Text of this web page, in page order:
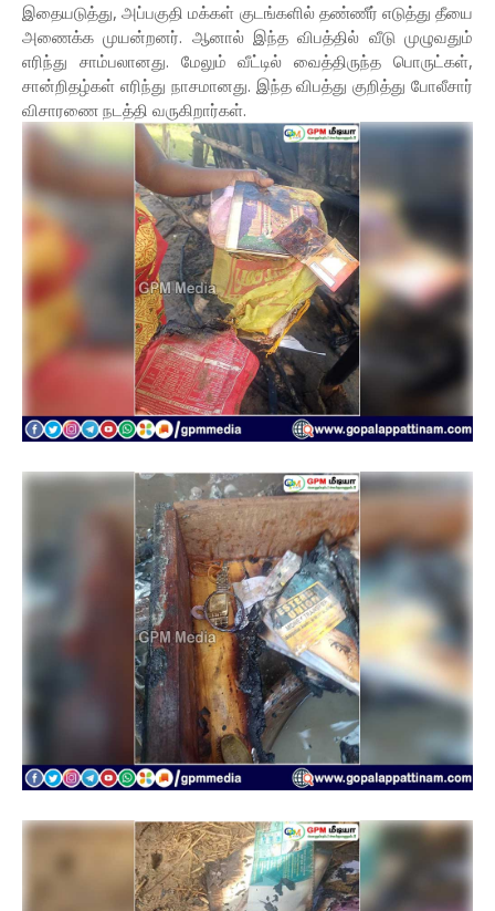
இதையடுத்து, அப்பகுதி மக்கள் குடங்களில் தண்ணீர் எடுத்து தீயை
அணைக்க முயன்றனர். ஆனால் இந்த விபத்தில் வீடு முழுவதும்
எரிந்து சாம்பலானது. மேலும் வீட்டில் வைத்திருந்த பொருட்கள்,
சான்றிதழ்கள் எரிந்து நாசமானது. இந்த விபத்து குறித்து போலீசார்
விசாரணை நடத்தி வருகிறார்கள்.